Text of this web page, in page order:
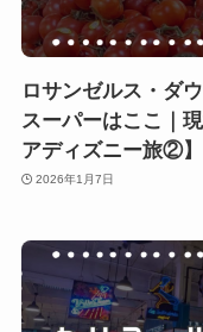
ロサンゼルス・ダ
スーパーはここ｜
アディズニー旅②】
2026年1月7日